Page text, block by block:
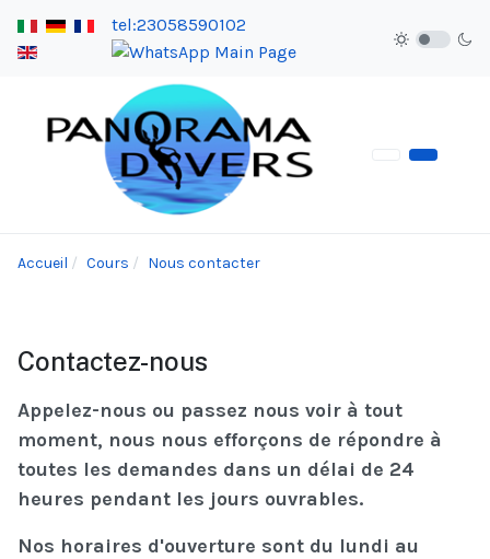
tel:23058590102
Accueil Cours Nous contacter
Contactez-nous
Appelez-nous ou passez nous voir à tout
moment, nous nous efforçons de répondre à
toutes les demandes dans un délai de 24
heures pendant les jours ouvrables.
Nos horaires d'ouverture sont du lundi au